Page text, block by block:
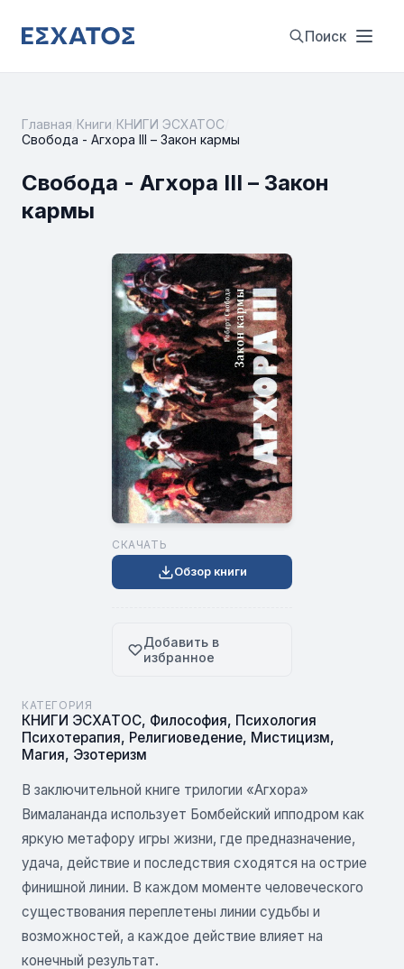
Поиск
Главная Книги КНИГИ ЭСХАТОС
Свобода - Агхора III – Закон кармы
Свобода - Агхора III – Закон
кармы
СКАЧАТЬ
Обзор книги
Добавить в
избранное
КАТЕГОРИЯ
КНИГИ ЭСХАТОС, Философия, Психология
Психотерапия, Религиоведение, Мистицизм,
Магия, Эзотеризм
В заключительной книге трилогии «Агхора»
Вималананда использует Бомбейский ипподром как
яркую метафору игры жизни, где предназначение,
удача, действие и последствия сходятся на острие
финишной линии. В каждом моменте человеческого
существования переплетены линии судьбы и
возможностей, а каждое действие влияет на
конечный результат.